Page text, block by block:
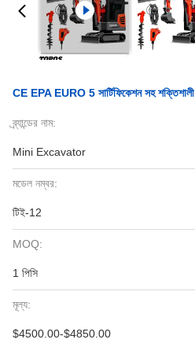
CE EPA EURO 5 সার্টিফিকেশন সহ
ব্র্যান্ডের নাম:
Mini Excavator
মডেল নম্বর:
টিই-12
MOQ:
1 পিসি
মূল্য:
$4500.00-$4850.00